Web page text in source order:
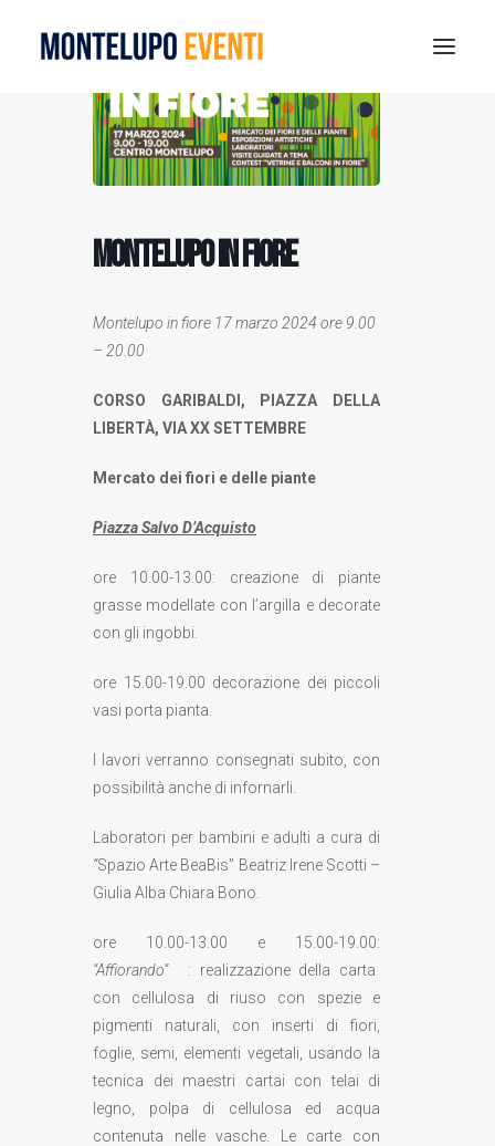
MONTELUPO SPORT DAYS 2026
ESTATE A MONTELUPO
DOVE MANGIARE
RICERCA
MONTELUPO IN FIORE
Montelupo in fiore 17 marzo 2024 ore 9.00
– 20.00
CORSO GARIBALDI, PIAZZA DELLA
LIBERTÀ, VIA XX SETTEMBRE
Mercato dei fiori e delle piante
Piazza Salvo D’Acquisto
ore 10.00-13.00: creazione di piante
grasse modellate con l’argilla e decorate
con gli ingobbi.
ore 15.00-19.00 decorazione dei piccoli
vasi porta pianta.
I lavori verranno consegnati subito, con
possibilità anche di infornarli.
Laboratori per bambini e adulti a cura di
“Spazio Arte BeaBis” Beatriz Irene Scotti –
Giulia Alba Chiara Bono.
ore 10.00-13.00 e 15.00-19.00:
“Affiorando”
: realizzazione della carta
con cellulosa di riuso con spezie e
pigmenti naturali, con inserti di fiori,
foglie, semi, elementi vegetali, usando la
tecnica dei maestri cartai con telai di
legno, polpa di cellulosa ed acqua
contenuta nelle vasche. Le carte con